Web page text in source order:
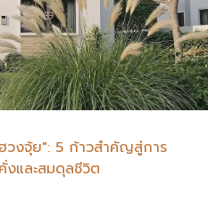
วงจุ้ย": 5 ก้าวสำคัญสู่การ
งและสมดุลชีวิต